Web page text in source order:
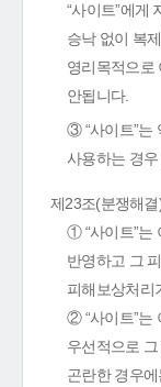
“사이트”에게
승낙 없이 복
영리목적으로
안됩니다.
③ “사이트”는
사용하는 경
제23조(분쟁해결
① “사이트”는
반영하고 그
피해보상처리
② “사이트”는
우선적으로
곤란한 경우